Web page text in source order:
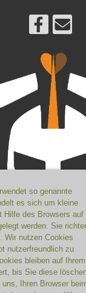
so genannte
es sich um kleine
Hilfe des Browsers auf
werden. Sie
Wir nutzen Cookies
nutzerfreundlich zu
bleiben auf Ihrem
bis Sie diese
Ihren Browser